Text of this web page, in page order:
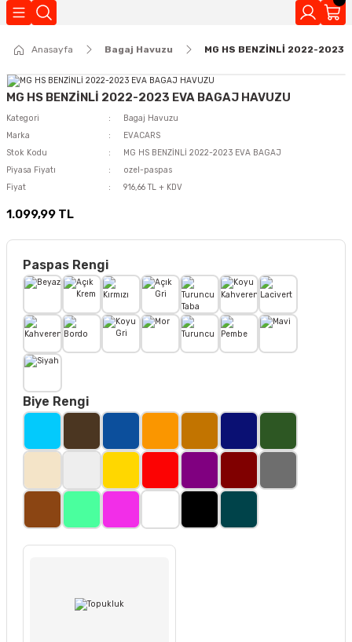
Anasayfa Bagaj Havuzu MG HS BENZİNLİ 2022-2023
MG HS BENZİNLİ 2022-2023 EVA BAGAJ HAVUZU
Kategori
Bagaj Havuzu
Marka
EVACARS
Stok Kodu
MG HS BENZİNLİ 2022-2023 EVA BAGAJ
Piyasa Fiyatı
ozel-paspas
Fiyat
916,66 TL + KDV
1.099,99 TL
Paspas Rengi
Biye Rengi